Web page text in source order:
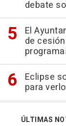
debate
El
de
Eclipse
para
ÚLTIMAS